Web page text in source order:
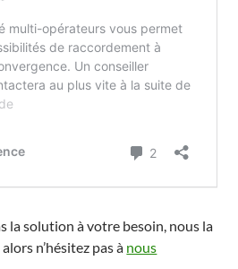
la solution à votre besoin, nous la
n’hésitez pas à nous